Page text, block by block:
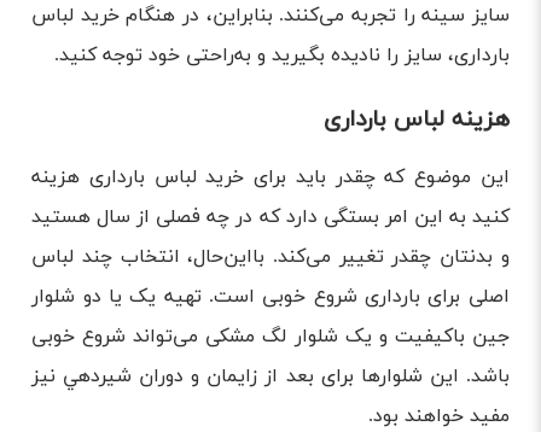
سایز سینه را تجربه می‌کنند. بنابراین، در هنگام خرید لباس
بارداری، سایز را نادیده بگیرید و به‌راحتی خود توجه کنید.
هزینه لباس بارداری
این موضوع که چقدر باید برای خرید لباس بارداری هزینه
کنید به این امر بستگی دارد که در چه فصلی از سال هستید
و بدنتان چقدر تغییر می‌کند. بااین‌حال، انتخاب چند لباس
اصلی برای بارداری شروع خوبی است. تهیه یک یا دو شلوار
جین باکیفیت و یک شلوار لگ مشکی می‌تواند شروع خوبی
باشد. این شلوارها برای بعد از زایمان و دوران شيردهي نیز
مفید خواهند بود.